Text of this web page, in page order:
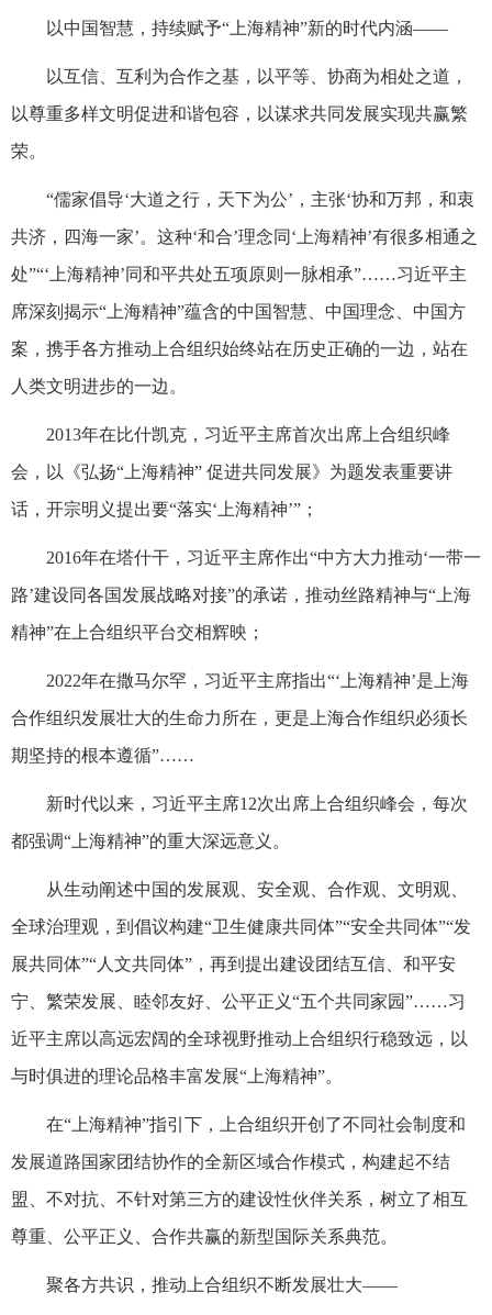
以中国智慧，持续赋予“上海精神”新的时代内涵——
以互信、互利为合作之基，以平等、协商为相处之道，
以尊重多样文明促进和谐包容，以谋求共同发展实现共赢繁
荣。
“儒家倡导‘大道之行，天下为公’，主张‘协和万邦，和衷
共济，四海一家’。这种‘和合’理念同‘上海精神’有很多相通之
处”“‘上海精神’同和平共处五项原则一脉相承”……习近平主
席深刻揭示“上海精神”蕴含的中国智慧、中国理念、中国方
案，携手各方推动上合组织始终站在历史正确的一边，站在
人类文明进步的一边。
2013年在比什凯克，习近平主席首次出席上合组织峰
会，以《弘扬“上海精神” 促进共同发展》为题发表重要讲
话，开宗明义提出要“落实‘上海精神’”；
2016年在塔什干，习近平主席作出“中方大力推动‘一带一
路’建设同各国发展战略对接”的承诺，推动丝路精神与“上海
精神”在上合组织平台交相辉映；
2022年在撒马尔罕，习近平主席指出“‘上海精神’是上海
合作组织发展壮大的生命力所在，更是上海合作组织必须长
期坚持的根本遵循”……
新时代以来，习近平主席12次出席上合组织峰会，每次
都强调“上海精神”的重大深远意义。
从生动阐述中国的发展观、安全观、合作观、文明观、
全球治理观，到倡议构建“卫生健康共同体”“安全共同体”“发
展共同体”“人文共同体”，再到提出建设团结互信、和平安
宁、繁荣发展、睦邻友好、公平正义“五个共同家园”……习
近平主席以高远宏阔的全球视野推动上合组织行稳致远，以
与时俱进的理论品格丰富发展“上海精神”。
在“上海精神”指引下，上合组织开创了不同社会制度和
发展道路国家团结协作的全新区域合作模式，构建起不结
盟、不对抗、不针对第三方的建设性伙伴关系，树立了相互
尊重、公平正义、合作共赢的新型国际关系典范。
聚各方共识，推动上合组织不断发展壮大——